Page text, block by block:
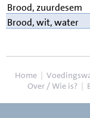
Brood, zuurdesem
Brood, wit, water
Home |
Over / Wie is? |